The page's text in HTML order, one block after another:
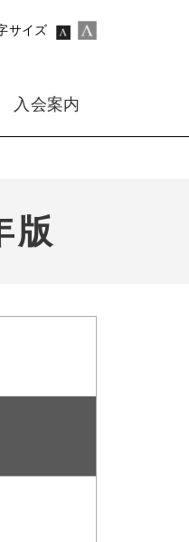
サイズ
入会案内
版